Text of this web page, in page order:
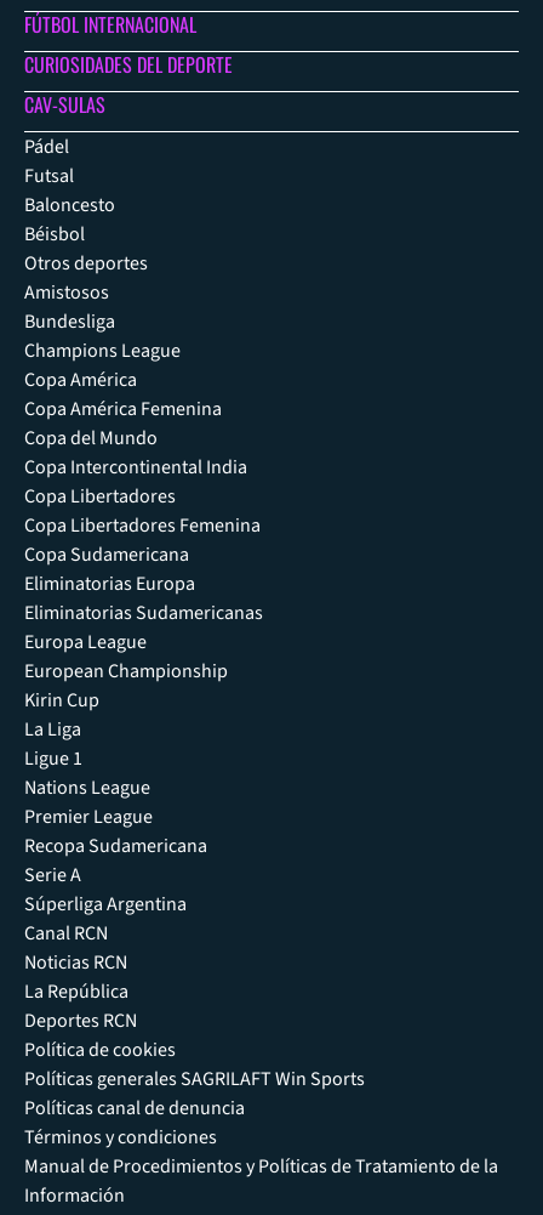
FÚTBOL INTERNACIONAL
CURIOSIDADES DEL DEPORTE
CAV-SULAS
Pádel
Futsal
Baloncesto
Béisbol
Otros deportes
Amistosos
Bundesliga
Champions League
Copa América
Copa América Femenina
Copa del Mundo
Copa Intercontinental India
Copa Libertadores
Copa Libertadores Femenina
Copa Sudamericana
Eliminatorias Europa
Eliminatorias Sudamericanas
Europa League
European Championship
Kirin Cup
La Liga
Ligue 1
Nations League
Premier League
Recopa Sudamericana
Serie A
Súperliga Argentina
Canal RCN
Noticias RCN
La República
Deportes RCN
Política de cookies
Políticas generales SAGRILAFT Win Sports
Políticas canal de denuncia
Términos y condiciones
Manual de Procedimientos y Políticas de Tratamiento de la
Información